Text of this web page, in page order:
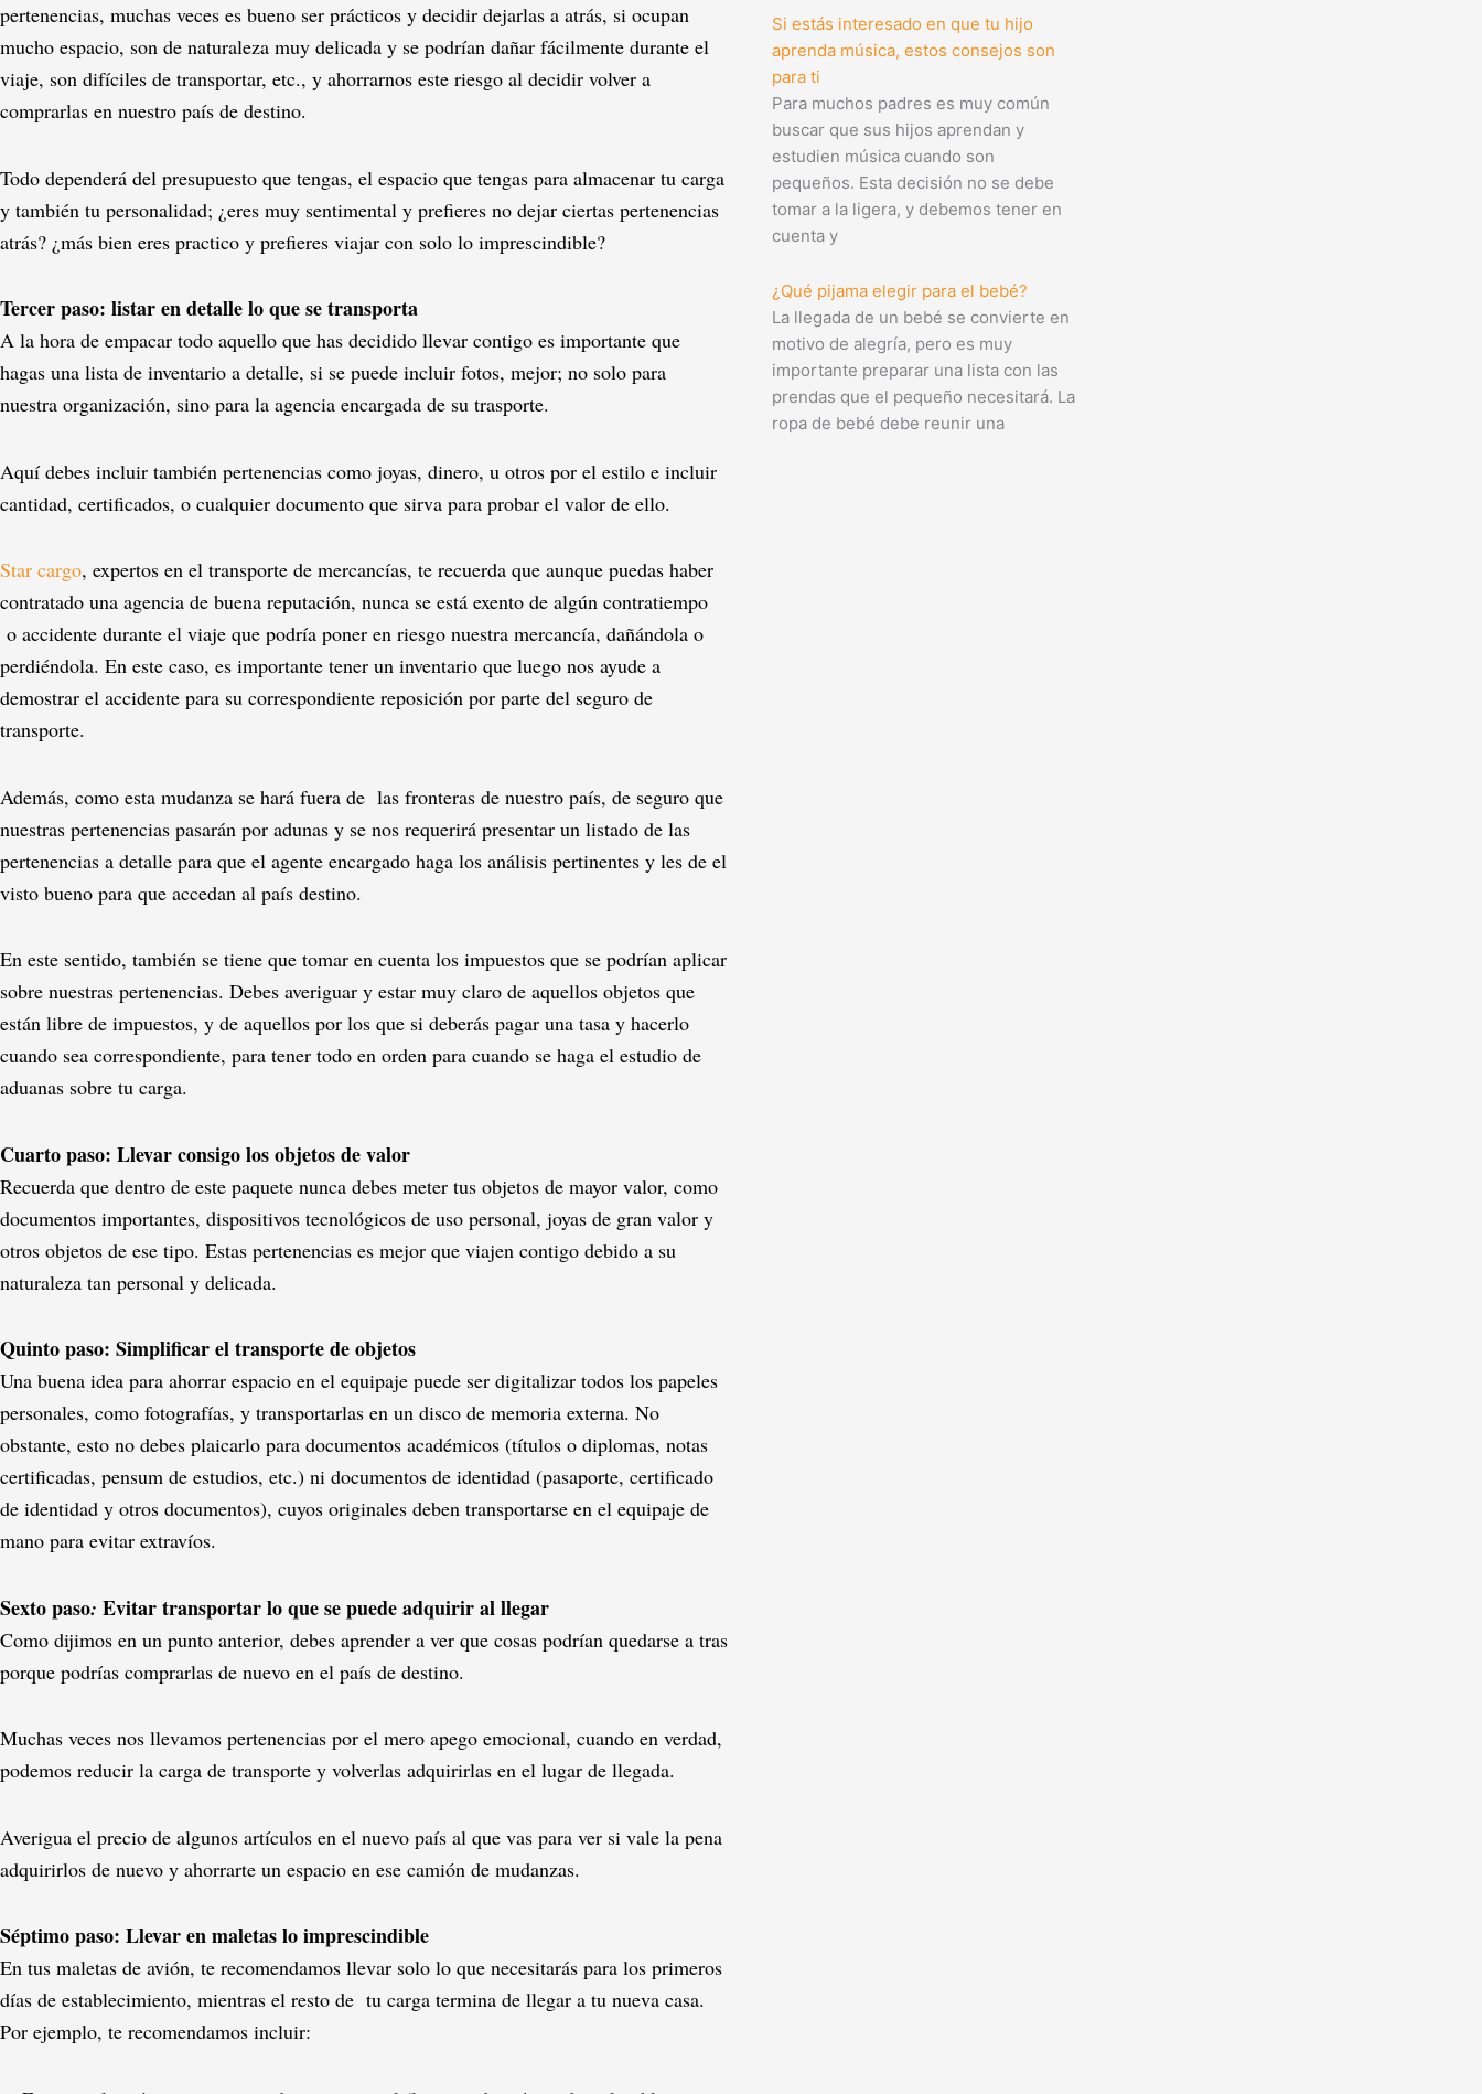
pertenencias, muchas veces es bueno ser prácticos y decidir dejarlas a atrás, si ocupan
mucho espacio, son de naturaleza muy delicada y se podrían dañar fácilmente durante el
viaje, son difíciles de transportar, etc., y ahorrarnos este riesgo al decidir volver a
comprarlas en nuestro país de destino.
Todo dependerá del presupuesto que tengas, el espacio que tengas para almacenar tu carga
y también tu personalidad; ¿eres muy sentimental y prefieres no dejar ciertas pertenencias
atrás? ¿más bien eres practico y prefieres viajar con solo lo imprescindible?
Tercer paso: listar en detalle lo que se transporta
A la hora de empacar todo aquello que has decidido llevar contigo es importante que
hagas una lista de inventario a detalle, si se puede incluir fotos, mejor; no solo para
nuestra organización, sino para la agencia encargada de su trasporte.
Aquí debes incluir también pertenencias como joyas, dinero, u otros por el estilo e incluir
cantidad, certificados, o cualquier documento que sirva para probar el valor de ello.
Star cargo, expertos en el transporte de mercancías, te recuerda que aunque puedas haber
contratado una agencia de buena reputación, nunca se está exento de algún contratiempo
o accidente durante el viaje que podría poner en riesgo nuestra mercancía, dañándola o
perdiéndola. En este caso, es importante tener un inventario que luego nos ayude a
demostrar el accidente para su correspondiente reposición por parte del seguro de
transporte.
Además, como esta mudanza se hará fuera de las fronteras de nuestro país, de seguro que
nuestras pertenencias pasarán por adunas y se nos requerirá presentar un listado de las
pertenencias a detalle para que el agente encargado haga los análisis pertinentes y les de el
visto bueno para que accedan al país destino.
En este sentido, también se tiene que tomar en cuenta los impuestos que se podrían aplicar
sobre nuestras pertenencias. Debes averiguar y estar muy claro de aquellos objetos que
están libre de impuestos, y de aquellos por los que si deberás pagar una tasa y hacerlo
cuando sea correspondiente, para tener todo en orden para cuando se haga el estudio de
aduanas sobre tu carga.
Cuarto paso: Llevar consigo los objetos de valor
Recuerda que dentro de este paquete nunca debes meter tus objetos de mayor valor, como
documentos importantes, dispositivos tecnológicos de uso personal, joyas de gran valor y
otros objetos de ese tipo. Estas pertenencias es mejor que viajen contigo debido a su
naturaleza tan personal y delicada.
Quinto paso: Simplificar el transporte de objetos
Una buena idea para ahorrar espacio en el equipaje puede ser digitalizar todos los papeles
personales, como fotografías, y transportarlas en un disco de memoria externa. No
obstante, esto no debes plaicarlo para documentos académicos (títulos o diplomas, notas
certificadas, pensum de estudios, etc.) ni documentos de identidad (pasaporte, certificado
de identidad y otros documentos), cuyos originales deben transportarse en el equipaje de
mano para evitar extravíos.
Sexto paso: Evitar transportar lo que se puede adquirir al llegar
Como dijimos en un punto anterior, debes aprender a ver que cosas podrían quedarse a tras
porque podrías comprarlas de nuevo en el país de destino.
Muchas veces nos llevamos pertenencias por el mero apego emocional, cuando en verdad,
podemos reducir la carga de transporte y volverlas adquirirlas en el lugar de llegada.
Averigua el precio de algunos artículos en el nuevo país al que vas para ver si vale la pena
adquirirlos de nuevo y ahorrarte un espacio en ese camión de mudanzas.
Séptimo paso: Llevar en maletas lo imprescindible
En tus maletas de avión, te recomendamos llevar solo lo que necesitarás para los primeros
días de establecimiento, mientras el resto de tu carga termina de llegar a tu nueva casa.
Por ejemplo, te recomendamos incluir:
Si estás interesado en que tu hijo
aprenda música, estos consejos son
para ti
Para muchos padres es muy común
buscar que sus hijos aprendan y
estudien música cuando son
pequeños. Esta decisión no se debe
tomar a la ligera, y debemos tener en
cuenta y
¿Qué pijama elegir para el bebé?
La llegada de un bebé se convierte en
motivo de alegría, pero es muy
importante preparar una lista con las
prendas que el pequeño necesitará. La
ropa de bebé debe reunir una